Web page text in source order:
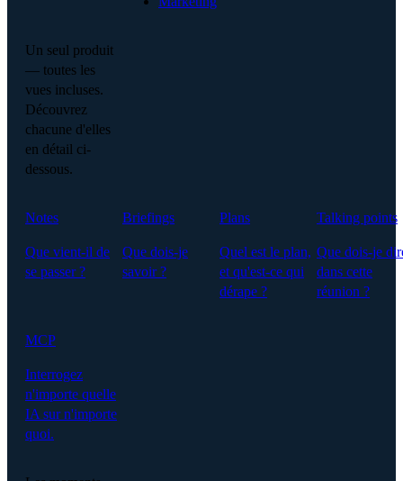
Un seul produit
— toutes les
vues incluses.
Découvrez
chacune d'elles
en détail ci-
dessous.
Notes
Que vient-il de
se passer ?
Briefings
Que dois-je
savoir ?
Plans
Quel est le plan,
et qu'est-ce qui
dérape ?
Talking points
Que dois-je
dans cette
réunion ?
MCP
Interrogez
n'importe quelle
IA sur n'importe
quoi.